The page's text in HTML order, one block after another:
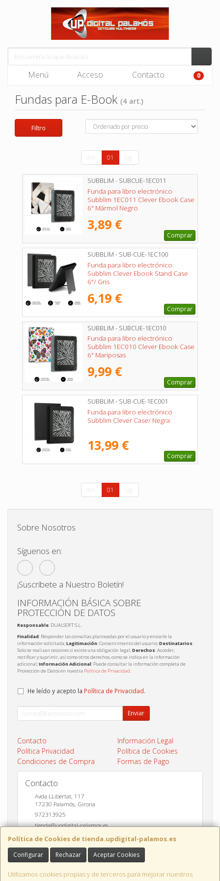
Menú Acceso Contacto 0
Fundas para E-Book (4 art.)
Filtro
Ant. 01 Sig.
SUBBLIM - SUBCUE-1EC011
Funda para libro electrónico
Subblim 1EC011 Clever Ebook Case
6" Mármol Negro
3,89 €
Comprar
SUBBLIM - SUB-CUE-1EC100
Funda para libro electrónico
Subblim Clever Ebook Stand Case
6"/ Gris
6,19 €
Comprar
SUBBLIM - SUBCUE-1EC010
Funda para libro electrónico
Subblim 1EC010 Clever Ebook Case
6" Mariposas
9,99 €
Comprar
SUBBLIM - SUB-CUE-1EC001
Funda para libro electrónico
Subblim Clever Case/ Negra
13,99 €
Comprar
Ant. 01 Sig.
Política de Cookies de tienda.updigital-palamos.es
Configurar Rechazar Aceptar Cookies
Utilizamos cookies propias y de terceros para mejorar nuestros
Sobre Nosotros
Síguenos en:
¡Suscríbete a Nuestro Boletín!
INFORMACIÓN BÁSICA SOBRE
PROTECCIÓN DE DATOS
Responsable: DUALSOFT S.L.
Finalidad: Responder las consultas planteadas por el usuario y enviarle la
información solicitada;Legitimación: Consentimiento del usuario;Destinatarios:
Solo se realizan cesiones si existe una obligación legal;Derechos: Acceder,
rectificar y suprimir, así como otros derechos, como se indica en la información
adicional;Información Adicional: Puede consultar la información completa de
Protección de Datos en nuestra Política de Privacidad.
He leído y acepto la Política de Privacidad.
Enviar
Contacto
Información Legal
Política Privacidad
Política de Cookies
Condiciones de Compra
Formas de Pago
Contacto
Avda LLibertat, 117
17230 Palamós, Girona
972313925
tienda@updigital-palamos.es
Horario